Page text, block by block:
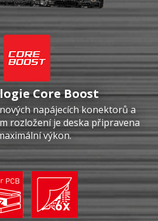
Core Boost
napájecích konektorů a
rozložení je deska připravena
výkon.